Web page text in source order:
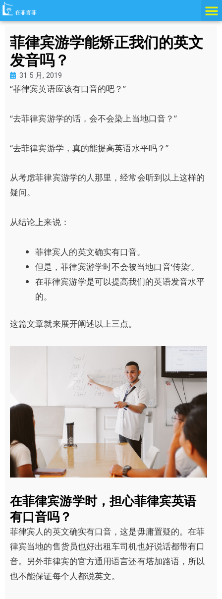
跳
至
菲律宾游学能矫正我们的英文
发音吗？
31 5 月, 2019
“菲律宾英语应该有口音的吧？”
“去菲律宾游学的话，会不会染上当地口音？”
“去菲律宾游学，真的能提高英语水平吗？”
从考虑菲律宾游学的人那里，经常会听到以上这样的
疑问。
从结论上来说：
菲律宾人的英文确实有口音。
但是，菲律宾游学时不会被当地口音‘传染’。
在菲律宾游学是可以提高我们的英语发音水平
的。
这篇文章就来展开阐述以上三点。
在菲律宾游学时，担心菲律宾英语
有口音吗？
菲律宾人的英文确实有口音，这是毋庸置疑的。在菲
律宾当地的售货员也好出租车司机也好说话都带有口
音。另外菲律宾的官方通用语言还有塔加路语，所以
也不能保证每个人都说英文。